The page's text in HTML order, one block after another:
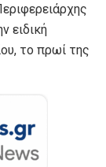
ειδική
το πρωί της